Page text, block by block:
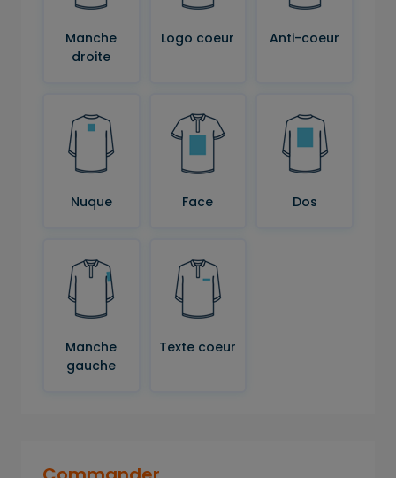
Manche
droite
Logo coeur Anti-coeur
Nuque Face Dos
Manche
gauche
Texte coeur